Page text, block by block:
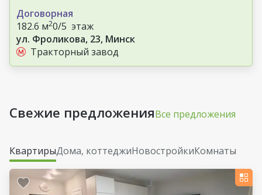
Договорная
182.6 м20/5 этаж
ул. Фроликова, 23, Минск
Тракторный завод
Свежие предложенияВсе предложения
КвартирыДома, коттеджиНовостройкиКомнаты